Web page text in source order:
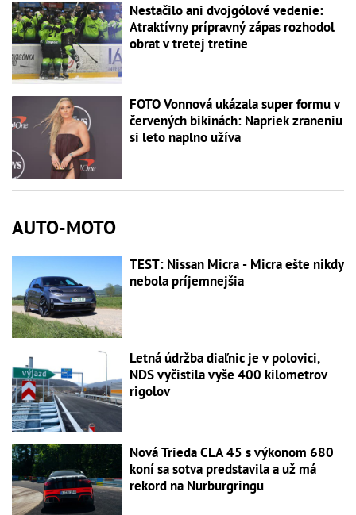
Nestačilo ani dvojgólové vedenie:
Atraktívny prípravný zápas rozhodol
obrat v tretej tretine
FOTO Vonnová ukázala super formu v
červených bikinách: Napriek zraneniu
si leto naplno užíva
AUTO-MOTO
TEST: Nissan Micra - Micra ešte nikdy
nebola príjemnejšia
Letná údržba diaľnic je v polovici,
NDS vyčistila vyše 400 kilometrov
rigolov
Nová Trieda CLA 45 s výkonom 680
koní sa sotva predstavila a už má
rekord na Nurburgringu